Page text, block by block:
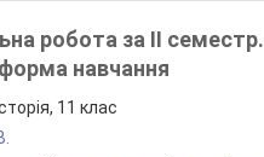
робота за ІІ семестр.
навчання
11 клас